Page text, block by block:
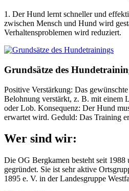
1. Der Hund lernt schneller und
zwischen Mensch und Hund wird
Verhaltensproblemen wird reduziert.
Grundsätze des
Positive Verstärkung: Das
Belohnung verstärkt, z. B. mit einem
oder Lob. Konsequenz: Der Hund
erwartet wird. Geduld: Das Training
Wer sind wir:
Die OG Bergkamen besteht seit
gegründet. Sie ist sehr aktive
1895 e. V. in der Landesgruppe